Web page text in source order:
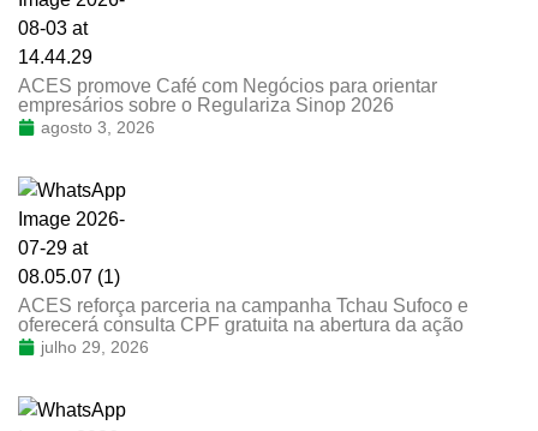
ACES promove Café com Negócios para orientar
empresários sobre o Regulariza Sinop 2026
agosto 3, 2026
ACES reforça parceria na campanha Tchau Sufoco e
oferecerá consulta CPF gratuita na abertura da ação
julho 29, 2026